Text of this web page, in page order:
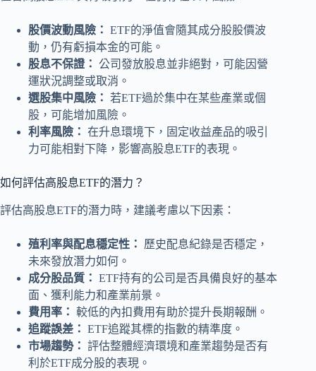
股價波動風險： ETF的淨值會隨其成分股股價波
動，仍有虧損本金的可能。
股息不保證： 公司發放股息並非絕對，可能因營
運狀況調整或取消。
選股集中風險： 若ETF過於集中在某些產業或個
股，可能增加風險。
利率風險： 在升息環境下，固定收益產品的吸引
力可能相對下降，影響高股息ETF的表現。
如何評估高股息ETF的潛力？
評估高股息ETF的潛力時，建議考慮以下因素：
殖利率與配息穩定性：
歷史配息紀錄是否穩定，
未來發放潛力如何。
成分股品質： ETF持有的公司是否具備良好的基本
面、獲利能力和產業前景。
費用率： 較低的內扣費用有助於提升長期報酬。
追蹤誤差： ETF追蹤其標的指數的精準度。
市場趨勢： 評估整體經濟環境和產業趨勢是否有
利於ETF成分股的表現。